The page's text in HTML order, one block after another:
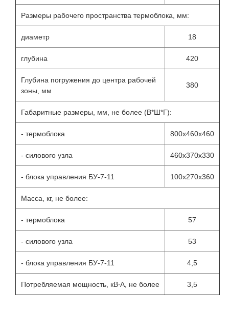
Размеры рабочего пространства термоблока, мм:
диаметр 18
глубина 420
Глубина погружения до центра рабочей
зоны, мм
380
Габаритные размеры, мм, не более (В*Ш*Г):
- термоблока 800х460х460
- силового узла 460х370х330
- блока управления БУ-7-11 100х270х360
Масса, кг, не более:
- термоблока 57
- силового узла 53
- блока управления БУ-7-11 4,5
Потребляемая мощность, кВ∙А, не более 3,5